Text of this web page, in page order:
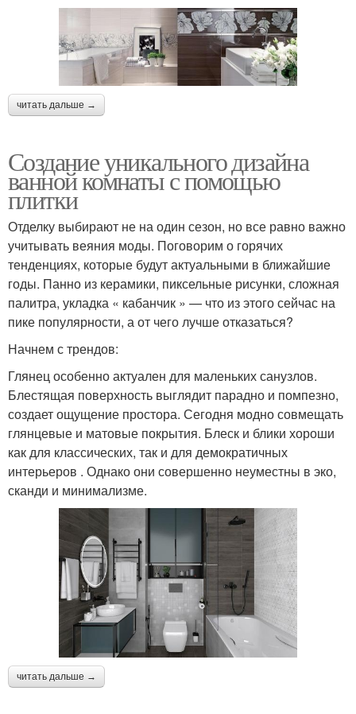
читать дальше →
Создание уникального дизайна
ванной комнаты с помощью
плитки
Отделку выбирают не на один сезон, но все равно важно
учитывать веяния моды. Поговорим о горячих
тенденциях, которые будут актуальными в ближайшие
годы. Панно из керамики, пиксельные рисунки, сложная
палитра, укладка « кабанчик » — что из этого сейчас на
пике популярности, а от чего лучше отказаться?
Начнем с трендов:
Глянец особенно актуален для маленьких санузлов.
Блестящая поверхность выглядит парадно и помпезно,
создает ощущение простора. Сегодня модно совмещать
глянцевые и матовые покрытия. Блеск и блики хороши
как для классических, так и для демократичных
интерьеров . Однако они совершенно неуместны в эко,
сканди и минимализме.
читать дальше →